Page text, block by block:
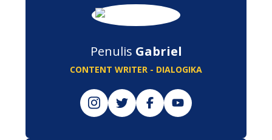
Penulis Gabriel
CONTENT WRITER - DIALOGIKA